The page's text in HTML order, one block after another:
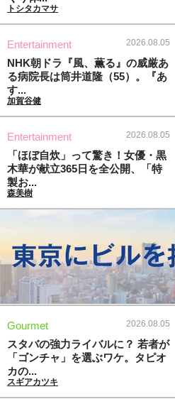
トシタカマサ
Entertainment 2026.08.05
NHK朝ドラ『風、薫る』の威厳あ
る病院長は筒井道隆（55）。『あ
す...
加賀谷健
Entertainment 2026.08.05
「ほぼ自炊」って驚き！女優・黒
木華が献立365日を全公開、「特
製お...
森美樹
Gourmet 2026.08.05
スタバの強力ライバルに？ 若者が
「ゴンチャ」を選ぶワケ。タピオ
カの...
スギアカツキ